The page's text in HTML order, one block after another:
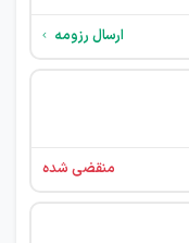
ارسال رزومه
منقضی شده